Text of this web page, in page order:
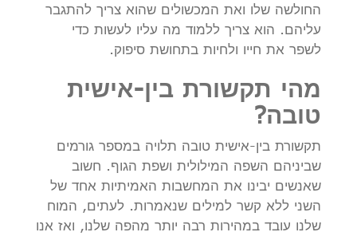
החולשה שלו ואת המכשולים שהוא צריך להתגבר
עליהם. הוא צריך ללמוד מה עליו לעשות כדי
לשפר את חייו ולחיות בתחושת סיפוק.
מהי תקשורת בין-אישית
טובה?
תקשורת בין-אישית טובה תלויה במספר גורמים
שביניהם השפה המילולית ושפת הגוף. חשוב
שאנשים יבינו את המחשבות האמיתיות אחד של
השני ללא קשר למילים שנאמרות. לעתים, המוח
שלנו עובד במהירות רבה יותר מהפה שלנו, ואז אנו